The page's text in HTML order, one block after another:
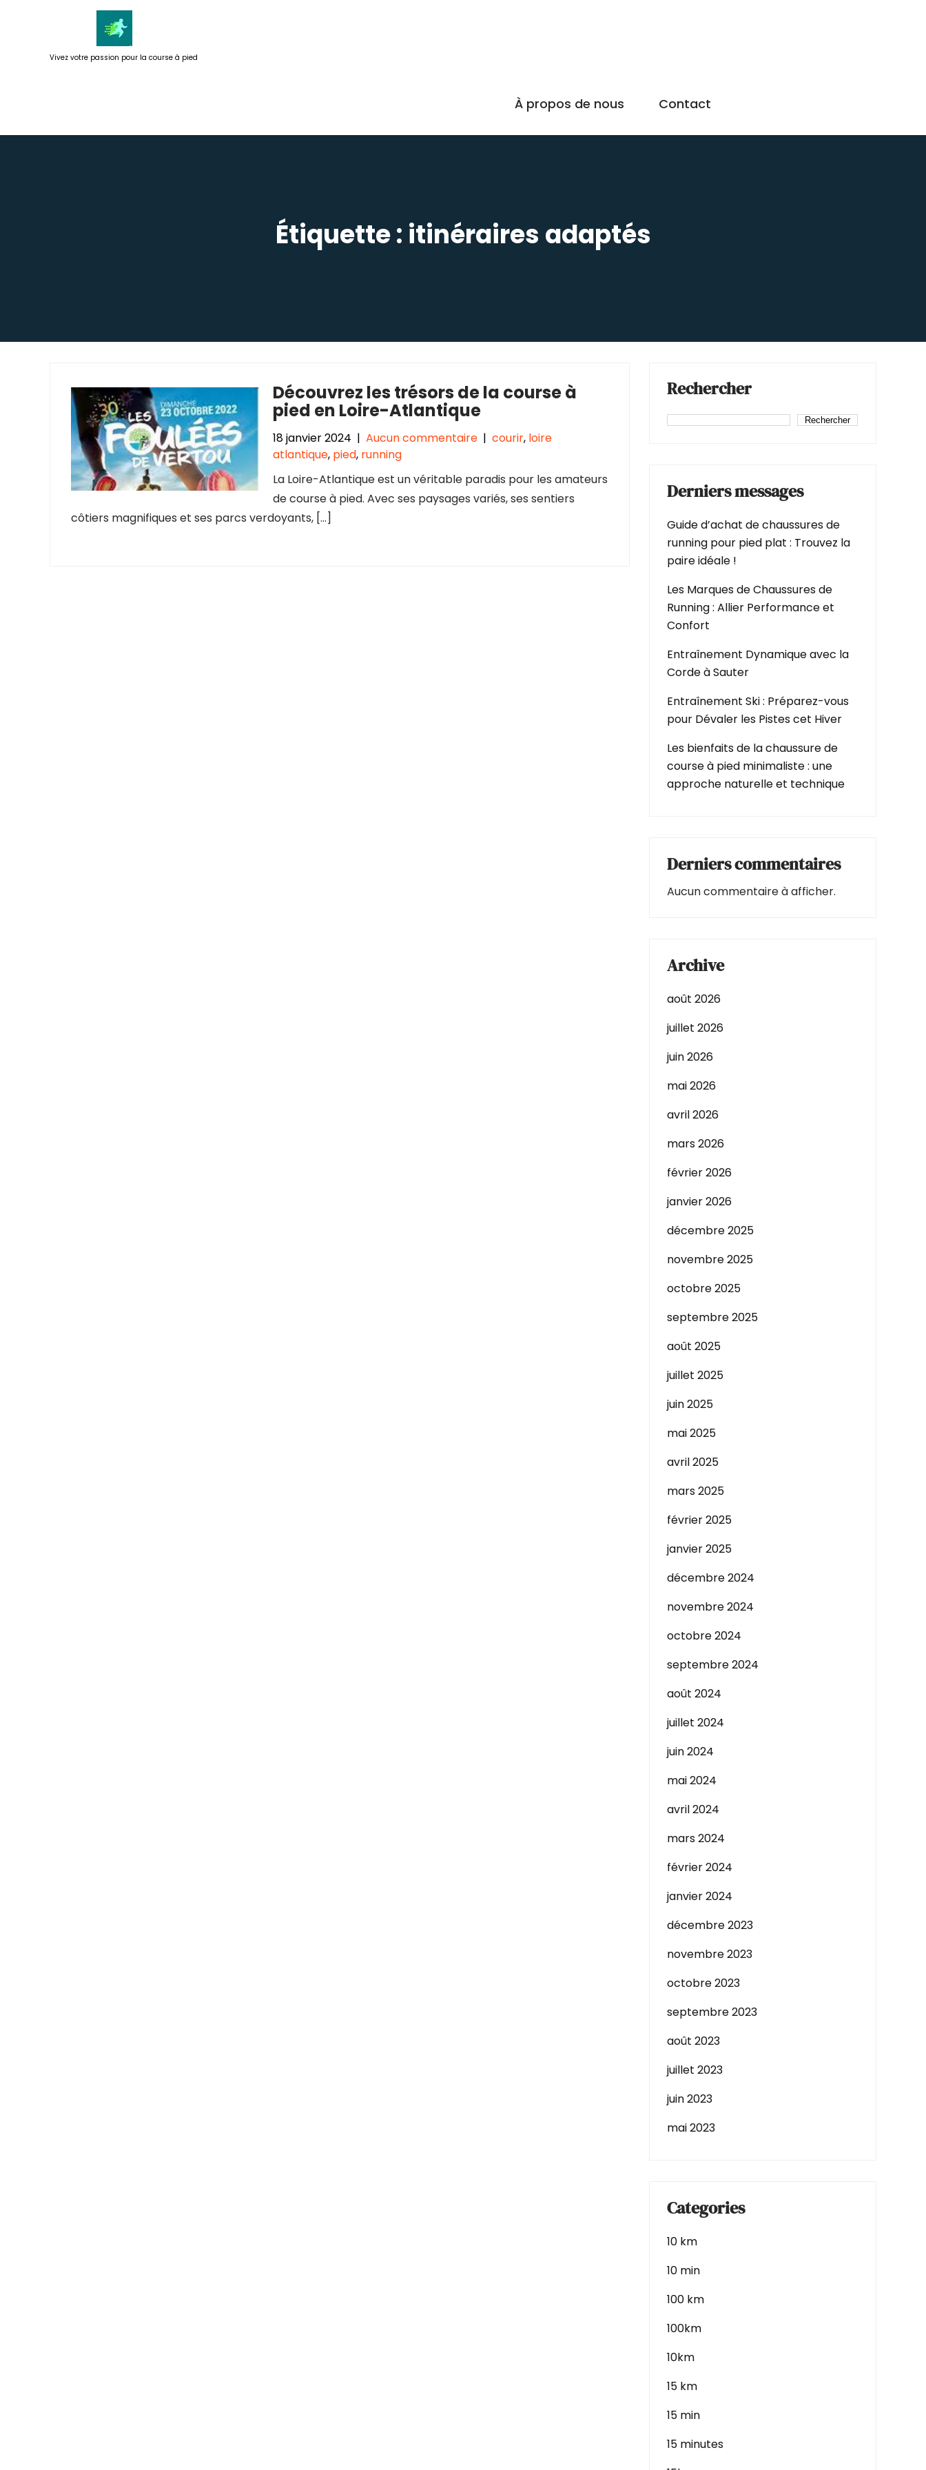
Vivez votre passion pour la course à pied
À propos de nous Contact
Étiquette : itinéraires adaptés
Découvrez les trésors de la course à
pied en Loire-Atlantique
18 janvier 2024 | Aucun commentaire | courir, loire
atlantique, pied, running
La Loire-Atlantique est un véritable paradis pour les amateurs
de course à pied. Avec ses paysages variés, ses sentiers
côtiers magnifiques et ses parcs verdoyants, […]
Rechercher
Rechercher
Derniers messages
Guide d’achat de chaussures de
running pour pied plat : Trouvez la
paire idéale !
Les Marques de Chaussures de
Running : Allier Performance et
Confort
Entraînement Dynamique avec la
Corde à Sauter
Entraînement Ski : Préparez-vous
pour Dévaler les Pistes cet Hiver
Les bienfaits de la chaussure de
course à pied minimaliste : une
approche naturelle et technique
Derniers commentaires
Aucun commentaire à afficher.
Archive
août 2026
juillet 2026
juin 2026
mai 2026
avril 2026
mars 2026
février 2026
janvier 2026
décembre 2025
novembre 2025
octobre 2025
septembre 2025
août 2025
juillet 2025
juin 2025
mai 2025
avril 2025
mars 2025
février 2025
janvier 2025
décembre 2024
novembre 2024
octobre 2024
septembre 2024
août 2024
juillet 2024
juin 2024
mai 2024
avril 2024
mars 2024
février 2024
janvier 2024
décembre 2023
novembre 2023
octobre 2023
septembre 2023
août 2023
juillet 2023
juin 2023
mai 2023
Categories
10 km
10 min
100 km
100km
10km
15 km
15 min
15 minutes